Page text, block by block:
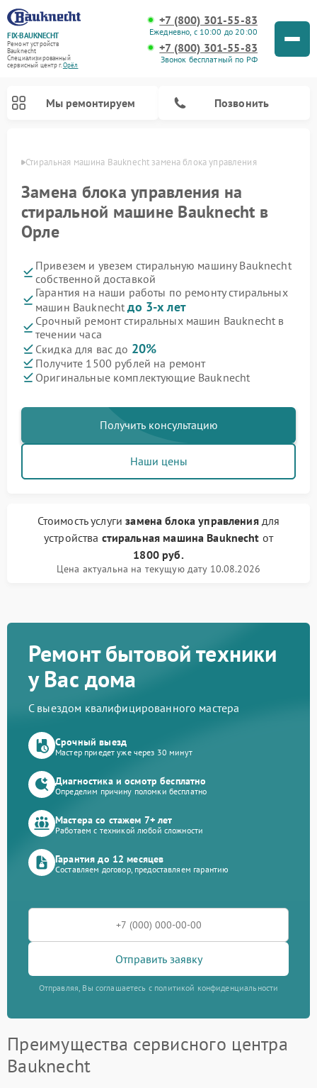
FIX-BAUKNECHT
Ремонт устройств
Bauknecht
Специализированный
cервисный центр г.Орёл
+7 (800) 301-55-83
Ежедневно, с 10:00 до 20:00
+7 (800) 301-55-83
Звонок бесплатный по РФ
Мы ремонтируем Позвонить
Стиральная машина Bauknecht замена блока управления
Замена блока управления на
стиральной машине Bauknecht в
Орле
Привезем и увезем стиральную машину Bauknecht
собственной доставкой
Гарантия на наши работы по ремонту стиральных
машин Bauknechtдо 3-х лет
Срочный ремонт стиральных машин Bauknecht в
течении часа
Скидка для вас до 20%
Получите 1500 рублей на ремонт
Оригинальные комплектующие Bauknecht
Получить консультацию
Наши цены
Стоимость услугизамена блока управлениядля
устройства стиральная машина Bauknecht от
1800 руб.
Цена актуальна на текущую дату 10.08.2026
Ремонт бытовой техники
у Вас дома
С выездом квалифицированного мастера
Срочный выезд
Мастер приедет уже через 30 минут
Диагностика и осмотр бесплатно
Определим причину поломки бесплатно
Мастера со стажем 7+ лет
Работаем с техникой любой сложности
Гарантия до 12 месяцев
Составляем договор, предоставляем гарантию
Отправить заявку
Отправляя, Вы соглашаетесь с политикой конфиденциальности
Преимущества сервисного центра
Bauknecht